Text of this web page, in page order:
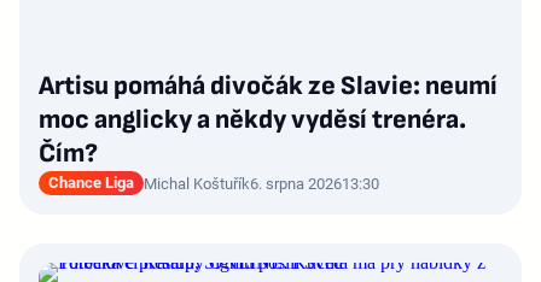
Artisu pomáhá divočák ze Slavie: neumí
moc anglicky a někdy vyděsí trenéra.
Čím?
Chance Liga Michal Koštuřík6. srpna 202613:30